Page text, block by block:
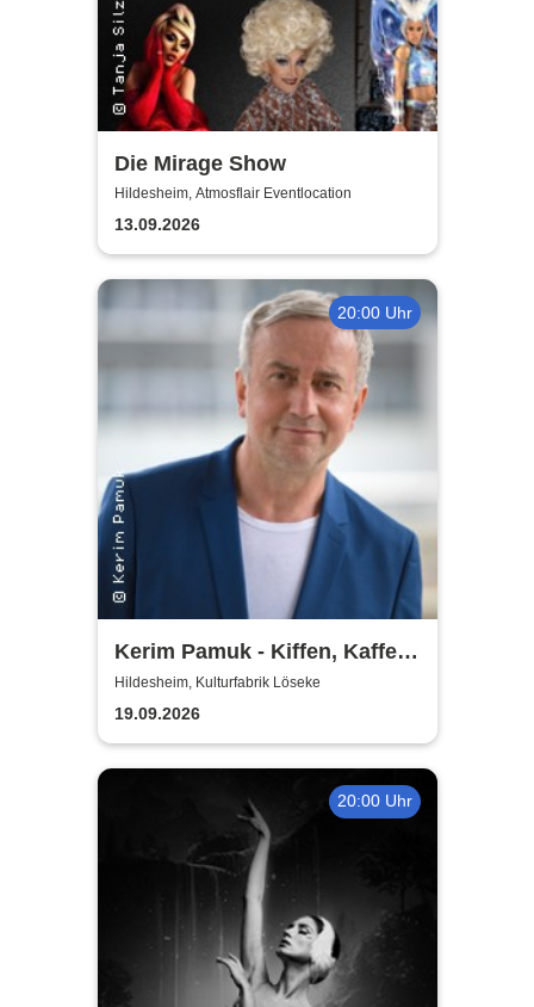
Die Mirage Show
Hildesheim, Atmosflair Eventlocation
13.09.2026
20:00 Uhr
Kerim Pamuk - Kiffen, Kaffee
& Kajal
Hildesheim, Kulturfabrik Löseke
19.09.2026
20:00 Uhr